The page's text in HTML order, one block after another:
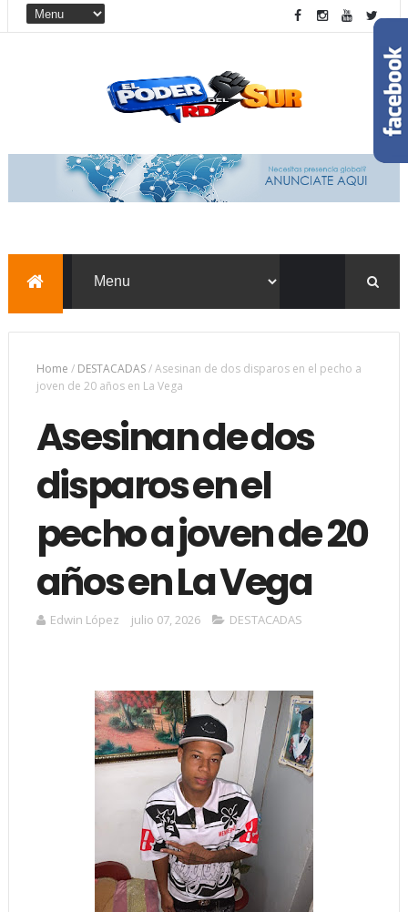
Home / DESTACADAS/Asesinan de dos disparos en el pecho a
joven de 20 años en La Vega
Asesinan de dos
disparos en el
pecho a joven de 20
años en La Vega
Edwin López julio 07, 2026 DESTACADAS